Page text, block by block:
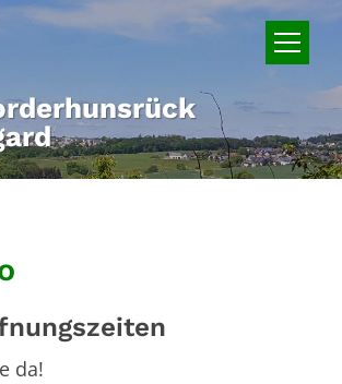
da!